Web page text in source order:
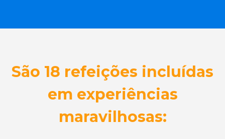
São 18 refeições incluídas
em experiências
maravilhosas: